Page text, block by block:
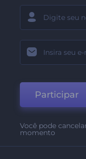
Participar
Você pode
momento